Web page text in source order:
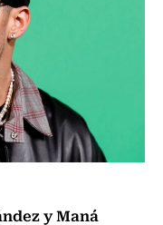
y Maná